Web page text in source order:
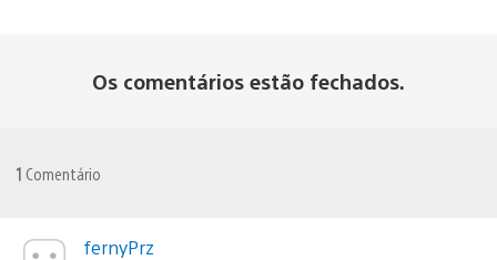
Os comentários estão fechados.
1 Comentário
fernyPrz